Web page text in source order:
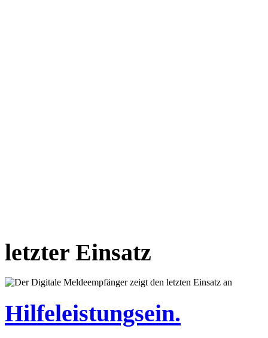
letzter Einsatz
Hilfeleistungsein.